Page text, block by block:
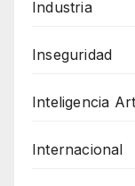
Industria
Inseguridad
Inteligencia
Internacional